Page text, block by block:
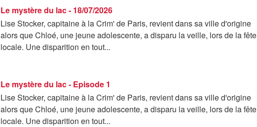
Le mystère du lac - 18/07/2026
Lise Stocker, capitaine à la Crim' de Paris, revient dans sa ville d'origine
alors que Chloé, une jeune adolescente, a disparu la veille, lors de la fête
locale. Une disparition en tout...
Le mystère du lac - Episode 1
Lise Stocker, capitaine à la Crim' de Paris, revient dans sa ville d'origine
alors que Chloé, une jeune adolescente, a disparu la veille, lors de la fête
locale. Une disparition en tout...